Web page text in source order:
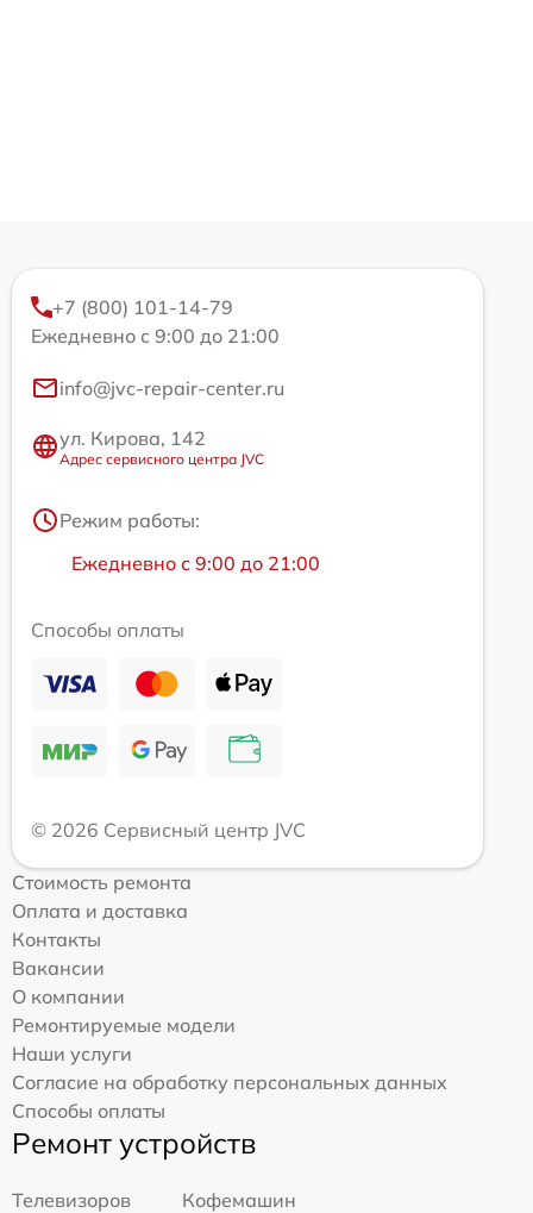
+7 (800) 101-14-79
Ежедневно с 9:00 до 21:00
info@jvc-repair-center.ru
ул. Кирова, 142
Адрес сервисного центра JVC
Режим работы:
Ежедневно с 9:00 до 21:00
Способы оплаты
© 2026 Сервисный центр JVC
Стоимость ремонта
Оплата и доставка
Контакты
Вакансии
О компании
Ремонтируемые модели
Наши услуги
Согласие на обработку персональных данных
Способы оплаты
Ремонт устройств
Телевизоров
Кофемашин